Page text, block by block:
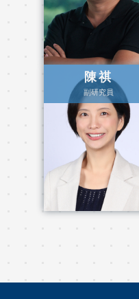
陳祺
副研究員